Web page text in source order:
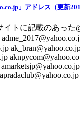
」アドレス（更新
イトに記載のあった
ak_bran@yahoo.co.jp